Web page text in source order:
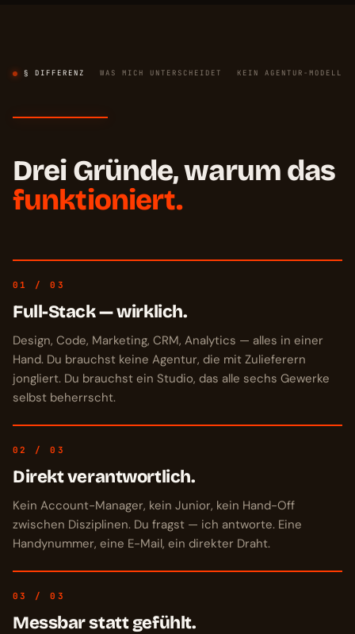
§ DIFFERENZ WAS MICH UNTERSCHEIDET KEIN AGENTUR-MODELL
Drei Gründe, warum das
funktioniert.
01 / 03
Full-Stack — wirklich.
Design, Code, Marketing, CRM, Analytics — alles in einer
Hand. Du brauchst keine Agentur, die mit Zulieferern
jongliert. Du brauchst ein Studio, das alle sechs Gewerke
selbst beherrscht.
02 / 03
Direkt verantwortlich.
Kein Account-Manager, kein Junior, kein Hand-Off
zwischen Disziplinen. Du fragst — ich antworte. Eine
Handynummer, eine E-Mail, ein direkter Draht.
03 / 03
Messbar statt gefühlt.